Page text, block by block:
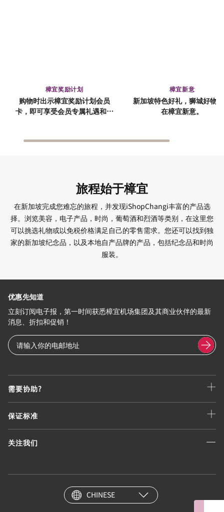
樟宜奖励计划
购物时出示樟宜奖励计划会员
卡，即可享受会员专属礼遇和优
樟宜新意
新加坡特色好礼，狮城好物
在樟宜新意。
旅程始于樟宜
在新加坡完成您难忘的旅程，并发现iShopChangi丰富的产品选
择。浏览美容，电子产品，时尚，葡萄酒和烈酒等类别，在这里您
可以挑选礼物或以免税价格满足自己的零售需求。您还可以找到独
家的新加坡纪念品，以及本地自产品牌的产品，包括纪念品和时尚
服装。
需要协助?
保证标准
关注我们
优惠先知道
立刻订阅电子报，第一时间获悉樟宜机场集团及其商业伙伴的最新
消息、折扣和促销！
CHINESE